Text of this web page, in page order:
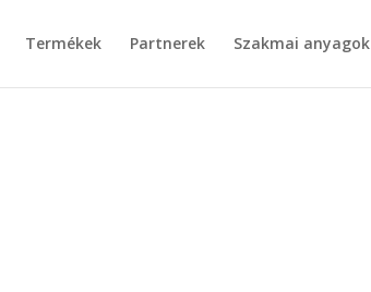
Termékek Partnerek Szakmai anyagok